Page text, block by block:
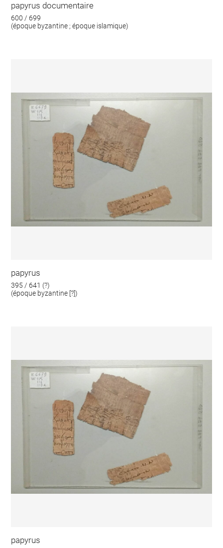
papyrus documentaire
600 / 699
(époque byzantine ; époque islamique)
papyrus
395 / 641 (?)
(époque byzantine [?])
papyrus